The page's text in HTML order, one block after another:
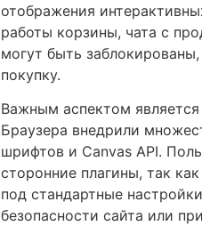
отображения
работы корзины, чата с
могут быть
покупку.
Важным аспектом
Браузера внедрили
шрифтов и Canvas API.
сторонние плагины, так
под стандартные
безопасности сайта или